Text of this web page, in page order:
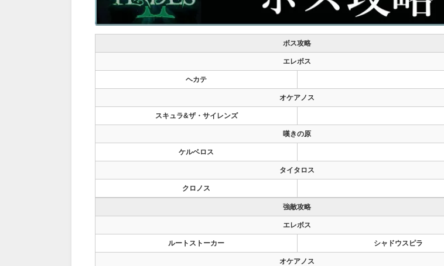
ボス攻略
エレボス
ヘカテ
オケアノス
スキュラ&ザ・サイレンズ
嘆きの原
ケルベロス
タイタロス
クロノス
強敵攻略
エレボス
ルートストーカー シャドウスピラ
オケアノス